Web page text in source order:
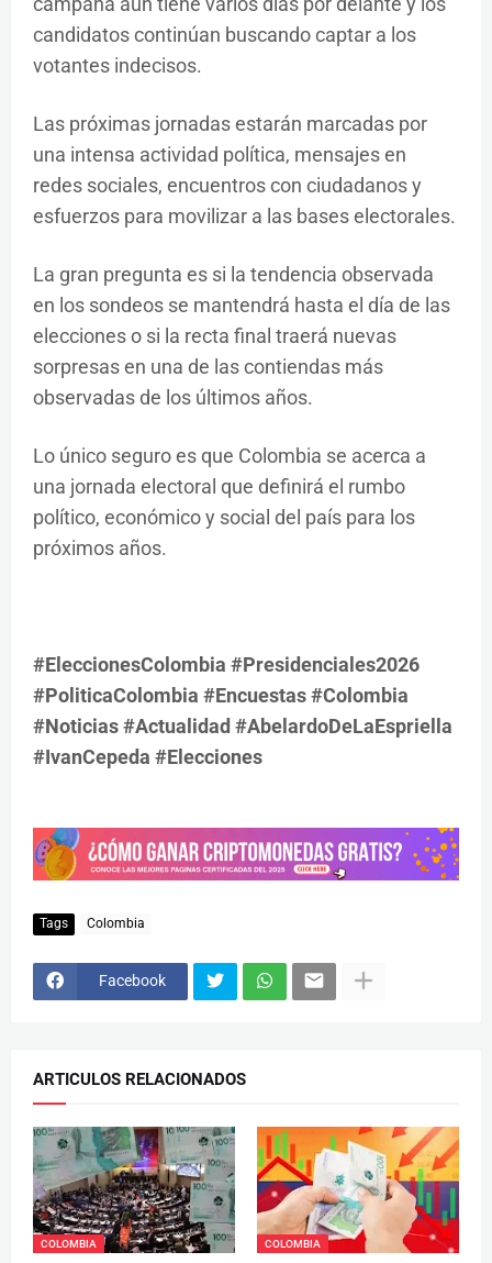
candidatos continúan buscando captar a los
votantes indecisos.
Las próximas jornadas estarán marcadas por
una intensa actividad política, mensajes en
redes sociales, encuentros con ciudadanos y
esfuerzos para movilizar a las bases electorales.
La gran pregunta es si la tendencia observada
en los sondeos se mantendrá hasta el día de las
elecciones o si la recta final traerá nuevas
sorpresas en una de las contiendas más
observadas de los últimos años.
Lo único seguro es que Colombia se acerca a
una jornada electoral que definirá el rumbo
político, económico y social del país para los
próximos años.
#EleccionesColombia #Presidenciales2026
#PoliticaColombia #Encuestas #Colombia
#Noticias #Actualidad #AbelardoDeLaEspriella
#IvanCepeda #Elecciones
Tags Colombia
Facebook
ARTICULOS RELACIONADOS
COLOMBIA COLOMBIA